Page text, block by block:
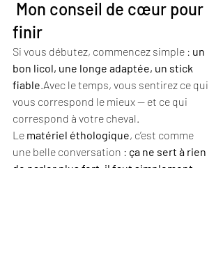
finir
Si vous débutez, commencez simple : un
bon licol, une longe adaptée, un stick
fiable .Avec le temps, vous sentirez ce qui
vous correspond le mieux — et ce qui
correspond à votre cheval.
Le matériel éthologique, c’est comme
une belle conversation : ça ne sert à rien
de parler plus fort, il faut simplement